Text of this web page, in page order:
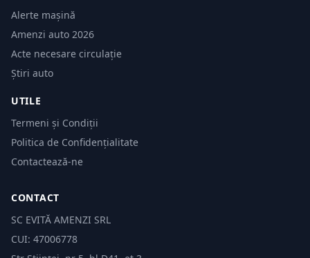
Alerte mașină
Amenzi auto 2026
Acte necesare circulație
Știri auto
UTILE
Termeni și Condiții
Politica de Confidențialitate
Contactează-ne
CONTACT
SC EVITĂ AMENZI SRL
CUI: 47006778